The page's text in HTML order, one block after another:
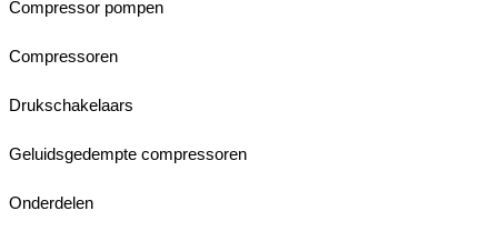
Compressor pompen
Compressoren
Drukschakelaars
Geluidsgedempte compressoren
Onderdelen